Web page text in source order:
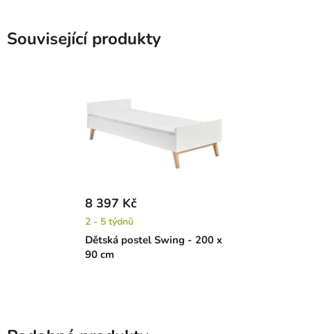
Související produkty
Dětská postel Swing - 200 x
90 cm
8 397 Kč
2 - 5 týdnů